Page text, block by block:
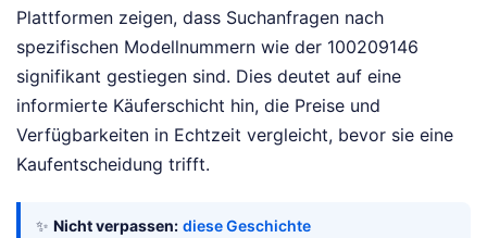
Plattformen zeigen, dass Suchanfragen nach
spezifischen Modellnummern wie der 100209146
signifikant gestiegen sind. Dies deutet auf eine
informierte Käuferschicht hin, die Preise und
Verfügbarkeiten in Echtzeit vergleicht, bevor sie eine
Kaufentscheidung trifft.
✨ Nicht verpassen: diese Geschichte